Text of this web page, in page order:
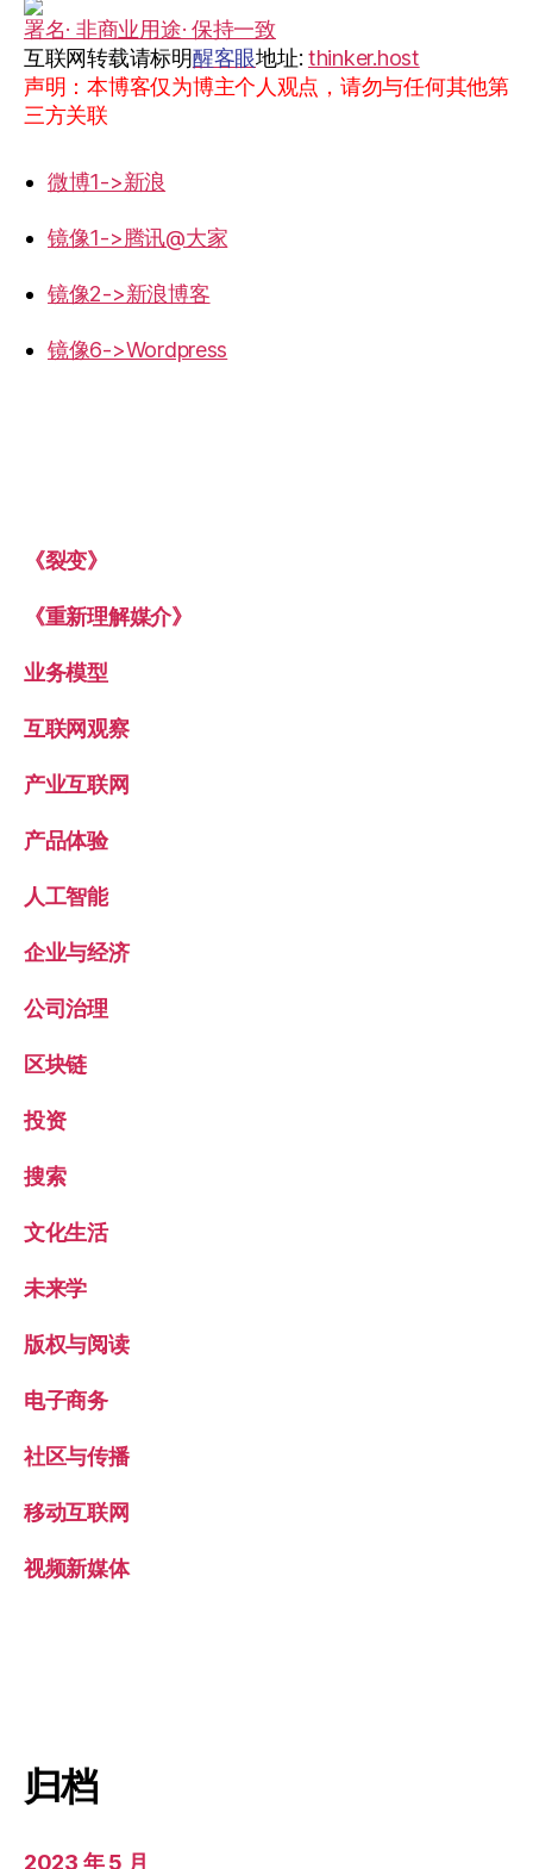
署名· 非商业用途· 保持一致
互联网转载请标明醒客眼地址: thinker.host
声明：本博客仅为博主个人观点，请勿与任何其他第
三方关联
微博1->新浪
镜像1->腾讯@大家
镜像2->新浪博客
镜像6->Wordpress
《裂变》
《重新理解媒介》
业务模型
互联网观察
产业互联网
产品体验
人工智能
企业与经济
公司治理
区块链
投资
搜索
文化生活
未来学
版权与阅读
电子商务
社区与传播
移动互联网
视频新媒体
归档
2023 年 5 月